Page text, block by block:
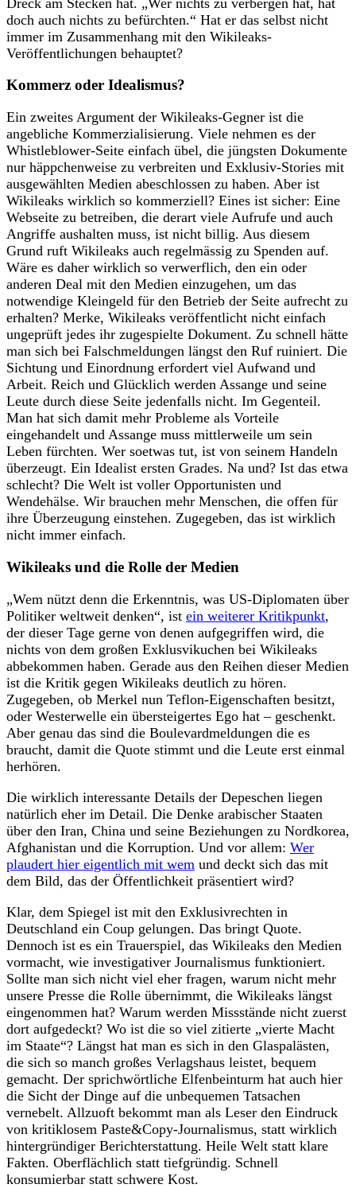
doch auch nichts zu befürchten.“ Hat er das selbst nicht
immer im Zusammenhang mit den Wikileaks-
Veröffentlichungen behauptet?
Kommerz oder Idealismus?
Ein zweites Argument der Wikileaks-Gegner ist die
angebliche Kommerzialisierung. Viele nehmen es der
Whistleblower-Seite einfach übel, die jüngsten Dokumente
nur häppchenweise zu verbreiten und Exklusiv-Stories mit
ausgewählten Medien abeschlossen zu haben. Aber ist
Wikileaks wirklich so kommerziell? Eines ist sicher: Eine
Webseite zu betreiben, die derart viele Aufrufe und auch
Angriffe aushalten muss, ist nicht billig. Aus diesem
Grund ruft Wikileaks auch regelmässig zu Spenden auf.
Wäre es daher wirklich so verwerflich, den ein oder
anderen Deal mit den Medien einzugehen, um das
notwendige Kleingeld für den Betrieb der Seite aufrecht zu
erhalten? Merke, Wikileaks veröffentlicht nicht einfach
ungeprüft jedes ihr zugespielte Dokument. Zu schnell hätte
man sich bei Falschmeldungen längst den Ruf ruiniert. Die
Sichtung und Einordnung erfordert viel Aufwand und
Arbeit. Reich und Glücklich werden Assange und seine
Leute durch diese Seite jedenfalls nicht. Im Gegenteil.
Man hat sich damit mehr Probleme als Vorteile
eingehandelt und Assange muss mittlerweile um sein
Leben fürchten. Wer soetwas tut, ist von seinem Handeln
überzeugt. Ein Idealist ersten Grades. Na und? Ist das etwa
schlecht? Die Welt ist voller Opportunisten und
Wendehälse. Wir brauchen mehr Menschen, die offen für
ihre Überzeugung einstehen. Zugegeben, das ist wirklich
nicht immer einfach.
Wikileaks und die Rolle der Medien
„Wem nützt denn die Erkenntnis, was US-Diplomaten über
Politiker weltweit denken“, ist ein weiterer Kritikpunkt,
der dieser Tage gerne von denen aufgegriffen wird, die
nichts von dem großen Exklusvikuchen bei Wikileaks
abbekommen haben. Gerade aus den Reihen dieser Medien
ist die Kritik gegen Wikileaks deutlich zu hören.
Zugegeben, ob Merkel nun Teflon-Eigenschaften besitzt,
oder Westerwelle ein übersteigertes Ego hat – geschenkt.
Aber genau das sind die Boulevardmeldungen die es
braucht, damit die Quote stimmt und die Leute erst einmal
herhören.
Die wirklich interessante Details der Depeschen liegen
natürlich eher im Detail. Die Denke arabischer Staaten
über den Iran, China und seine Beziehungen zu Nordkorea,
Afghanistan und die Korruption. Und vor allem: Wer
plaudert hier eigentlich mit wem und deckt sich das mit
dem Bild, das der Öffentlichkeit präsentiert wird?
Klar, dem Spiegel ist mit den Exklusivrechten in
Deutschland ein Coup gelungen. Das bringt Quote.
Dennoch ist es ein Trauerspiel, das Wikileaks den Medien
vormacht, wie investigativer Journalismus funktioniert.
Sollte man sich nicht viel eher fragen, warum nicht mehr
unsere Presse die Rolle übernimmt, die Wikileaks längst
eingenommen hat? Warum werden Missstände nicht zuerst
dort aufgedeckt? Wo ist die so viel zitierte „vierte Macht
im Staate“? Längst hat man es sich in den Glaspalästen,
die sich so manch großes Verlagshaus leistet, bequem
gemacht. Der sprichwörtliche Elfenbeinturm hat auch hier
die Sicht der Dinge auf die unbequemen Tatsachen
vernebelt. Allzuoft bekommt man als Leser den Eindruck
von kritiklosem Paste&Copy-Journalismus, statt wirklich
hintergründiger Berichterstattung. Heile Welt statt klare
Fakten. Oberflächlich statt tiefgründig. Schnell
konsumierbar statt schwere Kost.